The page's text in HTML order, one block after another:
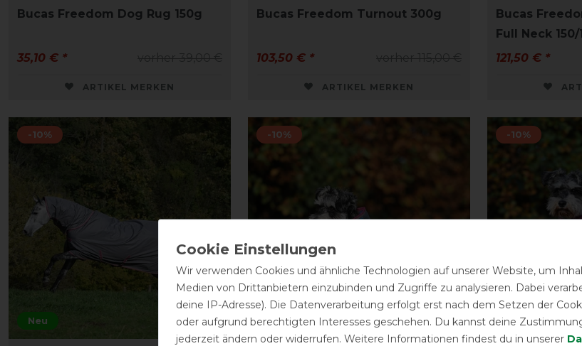
Bucas Freedom Dog Rug 150g
35,10 € *
ARTIKEL MERKEN
Bucas Freedom Turnout 300g
103,50 € *
ARTIKEL MERKEN
Bucas
Full Neck 150/
121,50 € *
Neu
-10% -10% -10%
Wir verwenden Cookies und ähnliche Technologien auf unserer Website, um
Medien von Drittanbietern einzubinden und Zugriffe zu analysieren. Dabei
deine IP-Adresse). Die Datenverarbeitung erfolgt erst nach dem Setzen der
oder aufgrund berechtigten Interesses geschehen. Du kannst deine
jederzeit ändern oder widerrufen. Weitere Informationen findest du in unserer